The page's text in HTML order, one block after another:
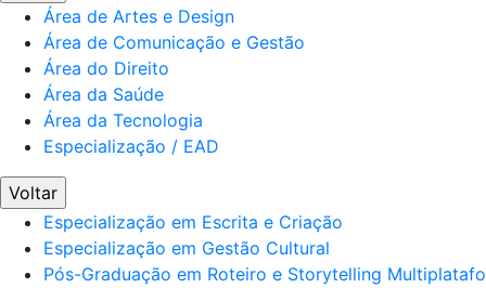
Área de Artes e Design
Área de Comunicação e Gestão
Área do Direito
Área da Saúde
Área da Tecnologia
Especialização / EAD
Voltar
Especialização em Escrita e Criação
Especialização em Gestão Cultural
Pós-Graduação em Roteiro e Storytelling